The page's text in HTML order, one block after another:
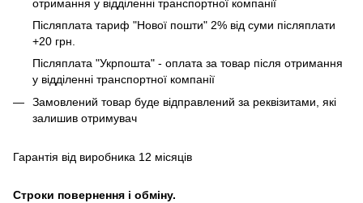
отримання у відділенні транспортної компанії
Післяплата тариф "Нової пошти" 2% від суми післяплати
+20 грн.
Післяплата "Укрпошта" - оплата за товар після отримання
у відділенні транспортної компанії
Замовлений товар буде відправлений за реквізитами, які
залишив отримувач
Гарантія від виробника 12 місяців
Строки повернення і обміну.